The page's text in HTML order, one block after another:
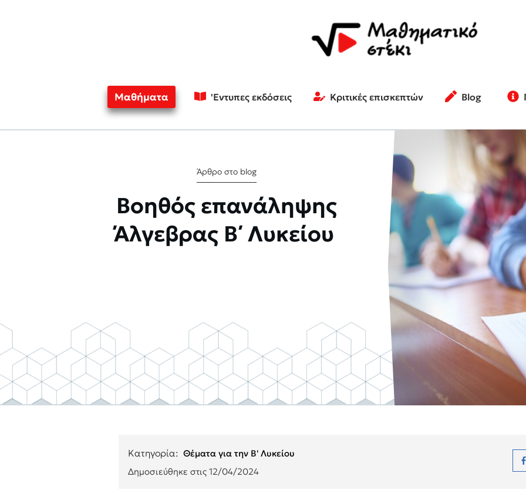
Μαθήματα 'Εντυπες εκδόσεις Κριτικές επισκεπτών Blog
Άρθρο στο blog
Βοηθός επανάληψης
Άλγεβρας Β΄ Λυκείου
Κατηγορία: Θέματα για την Β' Λυκείου
Δημοσιεύθηκε στις 12/04/2024